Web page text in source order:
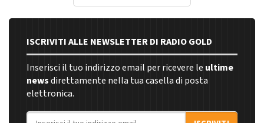
ISCRIVITI ALLE NEWSLETTER DI RADIO GOLD
Inserisci il tuo indirizzo email per ricevere le ultime
newsdirettamente nella tua casella di posta
elettronica.
Indirizzo email